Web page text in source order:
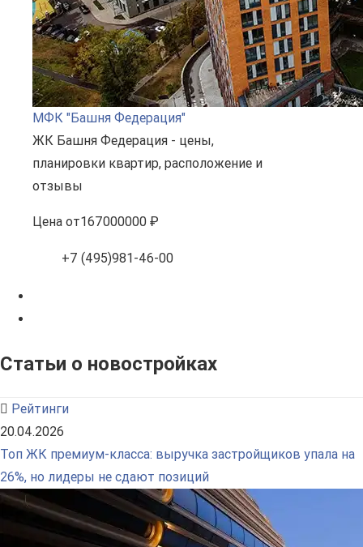
МФК "Башня Федерация"
ЖК Башня Федерация - цены,
планировки квартир, расположение и
отзывы
Цена от167000000 ₽
+7 (495)981-46-00
Статьи о новостройках
Рейтинги
20.04.2026
Топ ЖК премиум-класса: выручка застройщиков упала на
26%, но лидеры не сдают позиций